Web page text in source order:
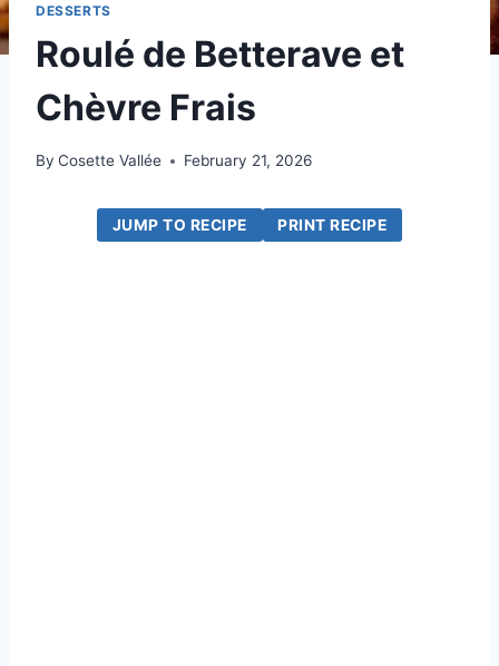
DESSERTS
Roulé de Betterave et
Chèvre Frais
By Cosette Vallée February 21, 2026
JUMP TO RECIPE PRINT RECIPE